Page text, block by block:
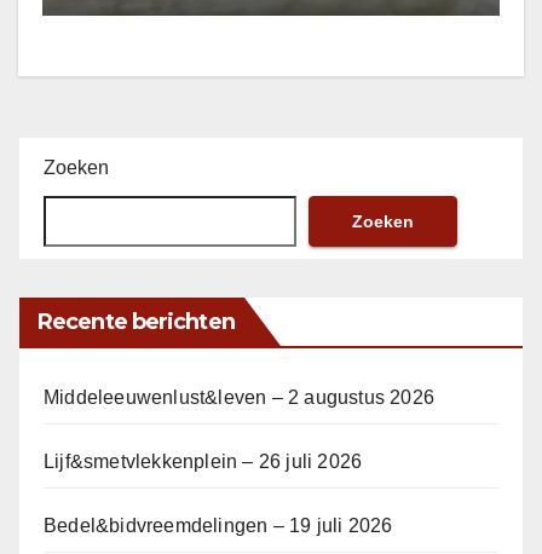
Zoeken
Zoeken
Recente berichten
Middeleeuwenlust&leven – 2 augustus 2026
Lijf&smetvlekkenplein – 26 juli 2026
Bedel&bidvreemdelingen – 19 juli 2026